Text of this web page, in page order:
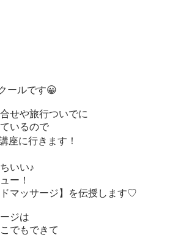
ールです😀
せや旅行ついでに
いるので
に行きます！
いい♪
ー！
ドマッサージ】を伝授します♡
ジは
でもできて